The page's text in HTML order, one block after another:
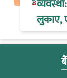
लुकाए,